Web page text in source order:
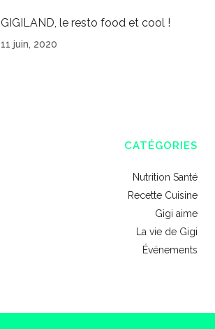
GIGILAND, le resto food et cool !
11 juin, 2020
CATÉGORIES
Nutrition Santé
Recette Cuisine
Gigi aime
La vie de Gigi
Événements